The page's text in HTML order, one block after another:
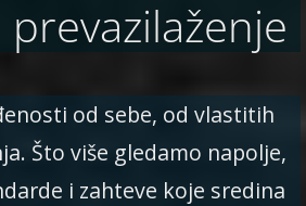
od sebe, od vlastitih
Što više gledamo napolje,
i zahteve koje sredina